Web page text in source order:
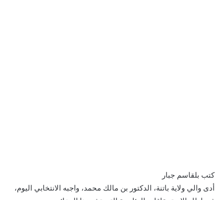
كتب بلقاسم جبار
أدى والي ولاية باتنة، الدكتور بن مالك محمد، واجبه الانتخابي اليوم،